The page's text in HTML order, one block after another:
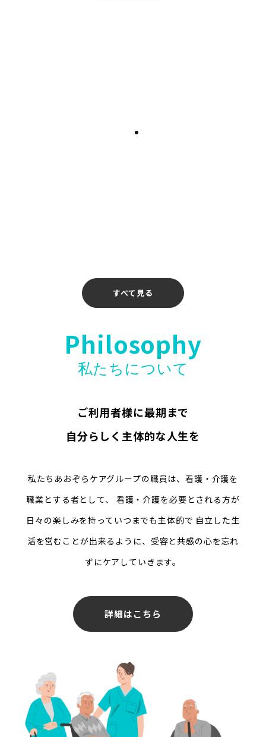
【求人情報】訪問看護スタッフ「入社お祝い金
すべて見る
Philosophy
私たちについて
ご利用者様に最期まで
自分らしく主体的な人生を
私たちあおぞらケアグループの職員は、看護・介護を
職業とする者として、
看護・介護を必要とされる方が
日々の楽しみを持っていつまでも主体的で 自立した生
活を営むことが出来るように、受容と共感の心を忘れ
ずにケアしていきます。
詳細はこちら